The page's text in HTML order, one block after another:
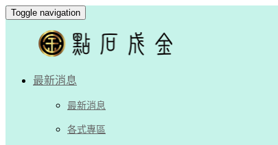
Toggle navigation
最新消息
最新消息
各式專區